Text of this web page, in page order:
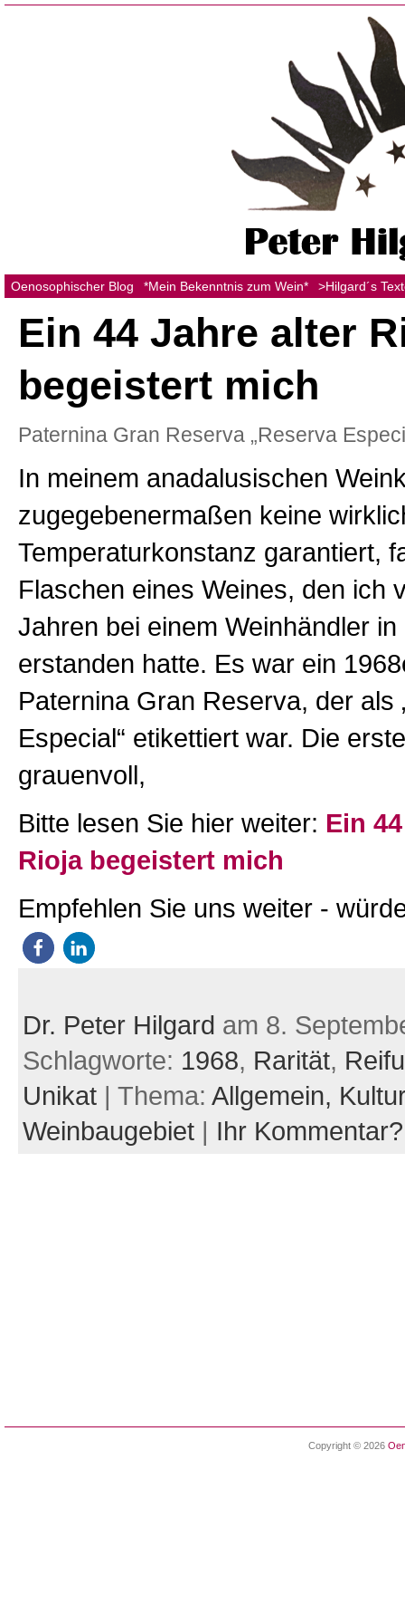
Oenosophischer Blog *Mein Bekenntnis zum Wein* >Hilgard´s
Ein 44 Jahre alter
begeistert mich
Paternina Gran Reserva „Reserva
In meinem anadalusischen
zugegebenermaßen keine
Temperaturkonstanz garantiert,
Flaschen eines Weines, den ich
Jahren bei einem Weinhändler
erstanden hatte. Es war ein
Paternina Gran Reserva, der als
Especial“ etikettiert war. Die
grauenvoll,
Bitte lesen Sie hier weiter: Ein
Rioja begeistert mich
Empfehlen Sie uns weiter -
Dr. Peter Hilgard am 8.
Schlagworte: 1968, Rarität,
Unikat| Thema: Allgemein,
Weinbaugebiet| Ihr Kommentar?
Copyright © 2026